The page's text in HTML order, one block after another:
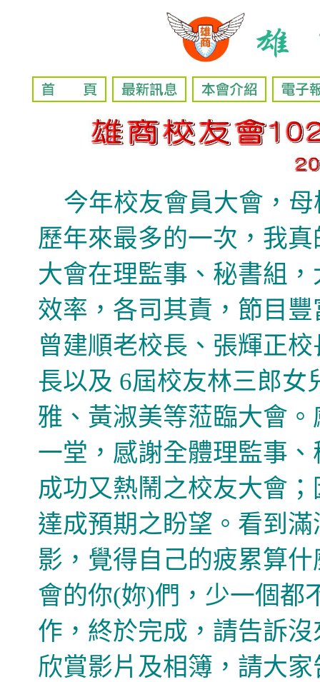
今年校友會員大會，
歷年來最多的一次，我
大會在理監事、秘書組，
效率，各司其責，節目
曾建順老校長、張輝正
長以及 6屆校友林三郎女
雅、黃淑美等蒞臨大會
一堂，感謝全體理監事
成功又熱鬧之校友大會
達成預期之盼望。看到滿
影，覺得自己的疲累算什
會的你(妳)們，少一個都
作，終於完成，請告訴沒
欣賞影片及相簿，請大家